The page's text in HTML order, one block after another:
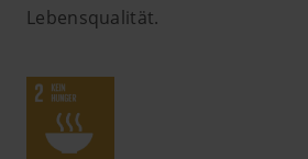
Lebensqualität.